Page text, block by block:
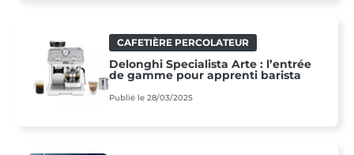
CAFETIÈRE PERCOLATEUR
Delonghi Specialista Arte : l’entrée
de gamme pour apprenti barista
Publié le 28/03/2025